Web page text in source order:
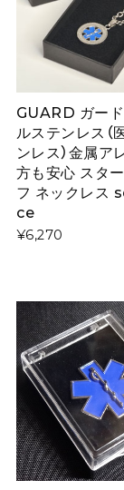
GUARD ガー
ルステンレス（
ンレス）金属ア
方も安心 スタ
フ ネックレス
ce
¥6,270